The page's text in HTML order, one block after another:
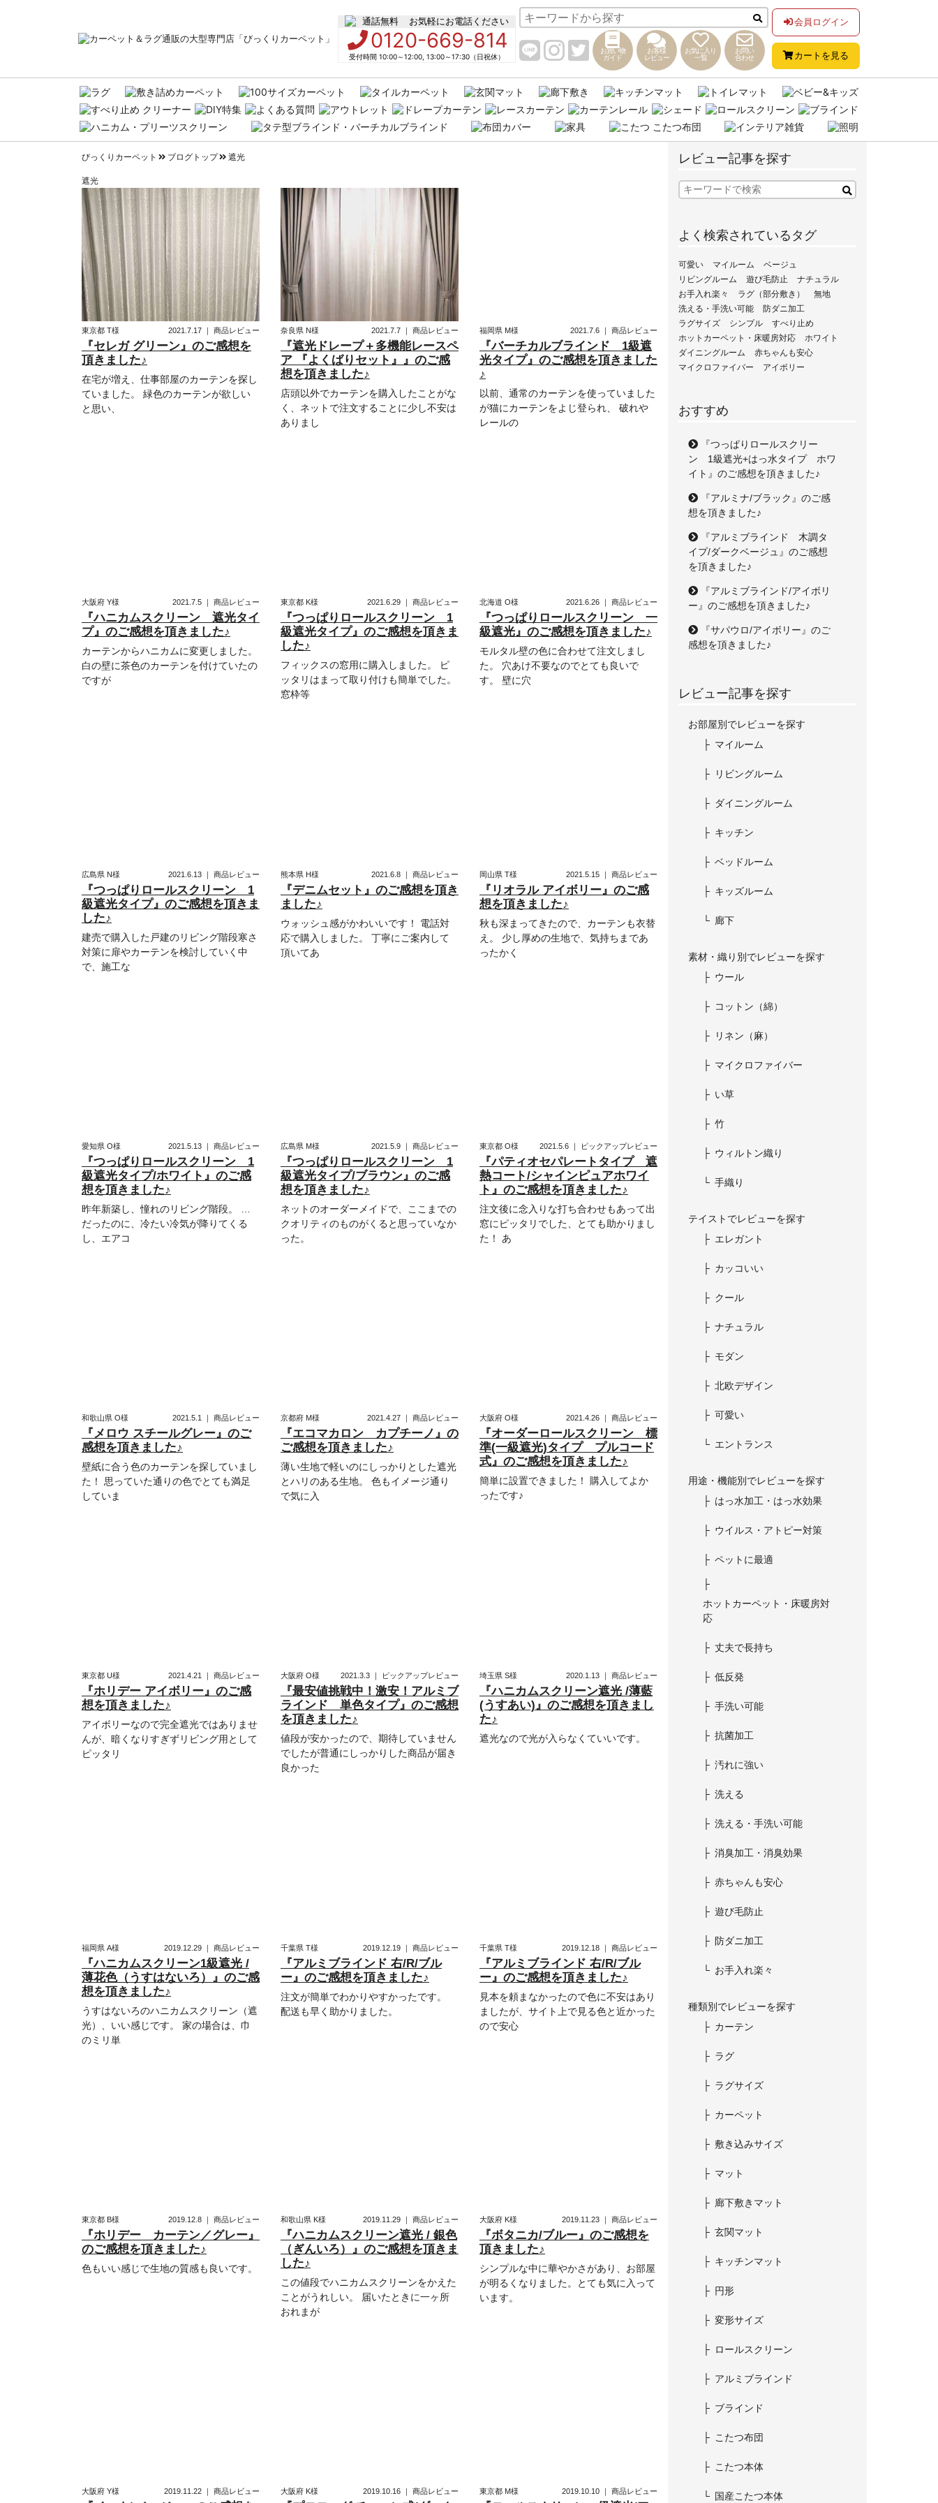
お気軽にお電話ください
0120-669-814
受付時間 10:00～12:00, 13:00～17:30（日祝休）
お買い物
ガイド
お客様
レビュー
お気に入り
一覧
お問い
合わせ
会員ログイン
カートを見る
びっくりカーペット ブログトップ 遮光
遮光
東京都 T様 2021.7.17 商品レビュー
『セレガ グリーン』のご感想を
頂きました♪
在宅が増え、仕事部屋のカーテンを探し
ていました。 緑色のカーテンが欲しい
と思い、
奈良県 N様 2021.7.7 商品レビュー
『遮光ドレープ＋多機能レースペ
ア 『よくばりセット』』のご感
想を頂きました♪
店頭以外でカーテンを購入したことがな
く、ネットで注文することに少し不安は
ありまし
福岡県 M様 2021.7.6 商品レビュー
『バーチカルブラインド 1級遮
光タイプ』のご感想を頂きました
♪
以前、通常のカーテンを使っていました
が猫にカーテンをよじ登られ、 破れや
レールの
大阪府 Y様 2021.7.5 商品レビュー
『ハニカムスクリーン 遮光タイ
プ』のご感想を頂きました♪
カーテンからハニカムに変更しました。
白の壁に茶色のカーテンを付けていたの
ですが
東京都 K様 2021.6.29 商品レビュー
『つっぱりロールスクリーン 1
級遮光タイプ』のご感想を頂きま
した♪
フィックスの窓用に購入しました。 ピ
ッタリはまって取り付けも簡単でした。
窓枠等
北海道 O様 2021.6.26 商品レビュー
『つっぱりロールスクリーン 一
級遮光』のご感想を頂きました♪
モルタル壁の色に合わせて注文しまし
た。 穴あけ不要なのでとても良いで
す。 壁に穴
広島県 N様 2021.6.13 ｜ 商品レビュー
『つっぱりロールスクリーン 1
級遮光タイプ』のご感想を頂きま
した♪
建売で購入した戸建のリビング階段寒さ
対策に扉やカーテンを検討していく中
で、施工な
熊本県 H様 2021.6.8 ｜ 商品レビュー
『デニムセット』のご感想を頂き
ました♪
ウォッシュ感がかわいいです！ 電話対
応で購入しました。 丁寧にご案内して
頂いてあ
岡山県 T様 2021.5.15 ｜ 商品レビュー
『リオラル アイボリー』のご感
想を頂きました♪
秋も深まってきたので、カーテンも衣替
え。 少し厚めの生地で、気持ちまであ
ったかく
愛知県 O様 2021.5.13 ｜ 商品レビュー
『つっぱりロールスクリーン 1
級遮光タイプ/ホワイト』のご感
想を頂きました♪
昨年新築し、憧れのリビング階段。 …
だったのに、冷たい冷気が降りてくる
し、エアコ
広島県 M様 2021.5.9 ｜ 商品レビュー
『つっぱりロールスクリーン 1
級遮光タイプ/ブラウン』のご感
想を頂きました♪
ネットのオーダーメイドで、ここまでの
クオリティのものがくると思っていなか
った。
東京都 O様 2021.5.6 ｜ ピックアップレビュー
『パティオセパレートタイプ 遮
熱コート/シャインピュアホワイ
ト』のご感想を頂きました♪
注文後に念入りな打ち合わせもあって出
窓にピッタリでした、とても助かりまし
た！ あ
和歌山県 O様 2021.5.1 ｜ 商品レビュー
『メロウ スチールグレー』のご
感想を頂きました♪
壁紙に合う色のカーテンを探していまし
た！ 思っていた通りの色でとても満足
していま
京都府 M様 2021.4.27 ｜ 商品レビュー
『エコマカロン カプチーノ』の
ご感想を頂きました♪
薄い生地で軽いのにしっかりとした遮光
とハリのある生地。 色もイメージ通り
で気に入
大阪府 O様 2021.4.26 ｜ 商品レビュー
『オーダーロールスクリーン 標
準(一級遮光)タイプ プルコード
式』のご感想を頂きました♪
簡単に設置できました！ 購入してよか
ったです♪
東京都 U様 2021.4.21 商品レビュー
『ホリデー アイボリー』のご感
想を頂きました♪
アイボリーなので完全遮光ではありませ
んが、暗くなりすぎずリビング用として
ピッタリ
大阪府 O様 2021.3.3 ピックアップレビュー
『最安値挑戦中！激安！アルミブ
ラインド 単色タイプ』のご感想
を頂きました♪
値段が安かったので、期待していません
でしたが普通にしっかりした商品が届き
良かった
埼玉県 S様 2020.1.13 商品レビュー
『ハニカムスクリーン遮光 /薄藍
(うすあい)』のご感想を頂きまし
た♪
遮光なので光が入らなくていいです。
福岡県 A様 2019.12.29 ｜ 商品レビュー
『ハニカムスクリーン1級遮光 /
薄花色（うすはないろ）』のご感
想を頂きました♪
うすはないろのハニカムスクリーン（遮
光）、いい感じです。 家の場合は、巾
のミリ単
千葉県 T様 2019.12.19 ｜ 商品レビュー
『アルミブラインド 右/R/ブル
ー』のご感想を頂きました♪
注文が簡単でわかりやすかったです。
配送も早く助かりました。
千葉県 T様 2019.12.18 ｜ 商品レビュー
『アルミブラインド 右/R/ブル
ー』のご感想を頂きました♪
見本を頼まなかったので色に不安はあり
ましたが、サイト上で見る色と近かった
ので安心
東京都 B様 2019.12.8 ｜ 商品レビュー
『ホリデー カーテン／グレー』
のご感想を頂きました♪
色もいい感じで生地の質感も良いです。
和歌山県 K様 2019.11.29 ｜ 商品レビュー
『ハニカムスクリーン遮光 / 銀色
（ぎんいろ）』のご感想を頂きま
した♪
この値段でハニカムスクリーンをかえた
ことがうれしい。 届いたときに一ヶ所
おれまが
大阪府 K様 2019.11.23 ｜ 商品レビュー
『ボタニカ/ブルー』のご感想を
頂きました♪
シンプルな中に華やかさがあり、お部屋
が明るくなりました。とても気に入って
います。
大阪府 Y様 2019.11.22 ｜ 商品レビュー 大阪府 K様 2019.10.16 ｜ 商品レビュー 東京都 M様 2019.10.10 ｜ 商品レビュー
レビュー記事を探す
よく検索されているタグ
可愛い マイルーム
ベージュ
リビングルーム
遊び毛防止
ナチュラル
お手入れ楽々
ラグ（部分敷き）
無地
洗える・手洗い可能
防ダニ加工
ラグサイズ
シンプル
すべり止め
ホットカーペット・床暖房対応
ホワイト
ダイニングルーム
赤ちゃんも安心
マイクロファイバー
アイボリー
おすすめ
『つっぱりロールスクリー
ン 1級遮光+はっ水タイプ ホワ
イト』のご感想を頂きました♪
『アルミナ/ブラック』のご感
想を頂きました♪
『アルミブラインド 木調タ
イプ/ダークベージュ』のご感想
を頂きました♪
『アルミブラインド/アイボリ
ー』のご感想を頂きました♪
『サパウロ/アイボリー』のご
感想を頂きました♪
レビュー記事を探す
お部屋別でレビューを探す
マイルーム
リビングルーム
ダイニングルーム
キッチン
ベッドルーム
キッズルーム
廊下
素材・織り別でレビューを探す
ウール
コットン（綿）
リネン（麻）
マイクロファイバー
い草
竹
ウィルトン織り
手織り
テイストでレビューを探す
エレガント
カッコいい
クール
ナチュラル
モダン
北欧デザイン
可愛い
エントランス
用途・機能別でレビューを探す
はっ水加工・はっ水効果
ウイルス・アトピー対策
ペットに最適
ホットカーペット・床暖房対
応
丈夫で長持ち
低反発
手洗い可能
抗菌加工
汚れに強い
洗える
洗える・手洗い可能
消臭加工・消臭効果
赤ちゃんも安心
遊び毛防止
防ダニ加工
お手入れ楽々
種類別でレビューを探す
カーテン
ラグ
ラグサイズ
カーペット
敷き込みサイズ
マット
廊下敷きマット
玄関マット
キッチンマット
円形
変形サイズ
ロールスクリーン
アルミブラインド
ブラインド
こたつ布団
こたつ本体
国産こたつ本体